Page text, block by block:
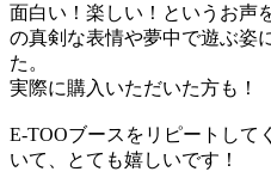
面白い！楽しい！というお声
の真剣な表情や夢中で遊ぶ姿
た。
実際に購入いただいた方も！
E-TOOブースをリピートして
いて、とても嬉しいです！